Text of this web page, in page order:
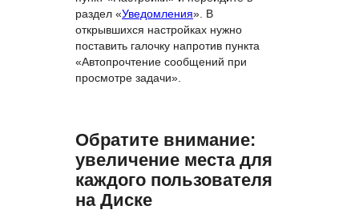
раздел «Уведомления». В
открывшихся настройках нужно
поставить галочку напротив пункта
«Автопрочтение сообщений при
просмотре задачи».
Обратите внимание:
увеличение места для
каждого пользователя
на Диске